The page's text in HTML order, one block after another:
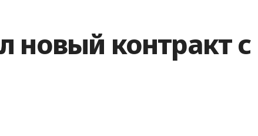
новый контракт с